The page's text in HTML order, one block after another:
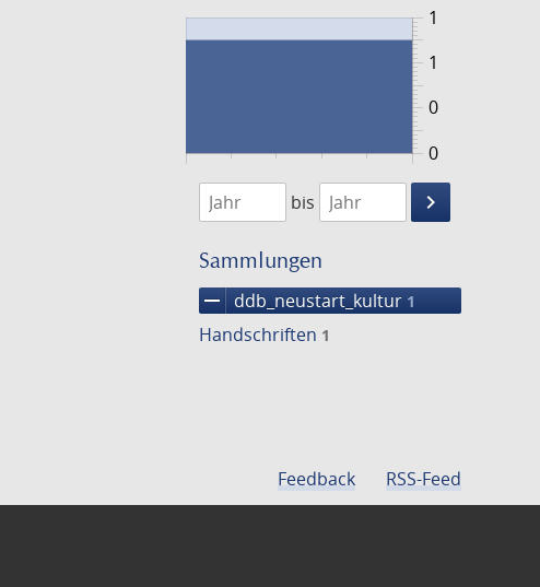
0
1
0
1
1474
1475
bis
keyboard_arrow_right
Suche
Sammlungen
remove ddb_neustart_kultur 1
Handschriften 1
Feedback RSS-Feed